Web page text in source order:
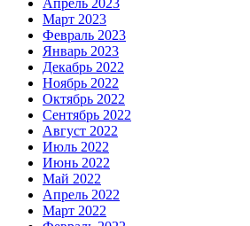
Март 2023
Февраль 2023
Январь 2023
Декабрь 2022
Ноябрь 2022
Октябрь 2022
Сентябрь 2022
Август 2022
Июль 2022
Июнь 2022
Май 2022
Апрель 2022
Март 2022